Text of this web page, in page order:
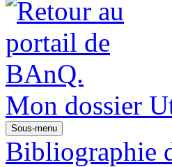
Mon dossier
Sous-menu
Bibliographie